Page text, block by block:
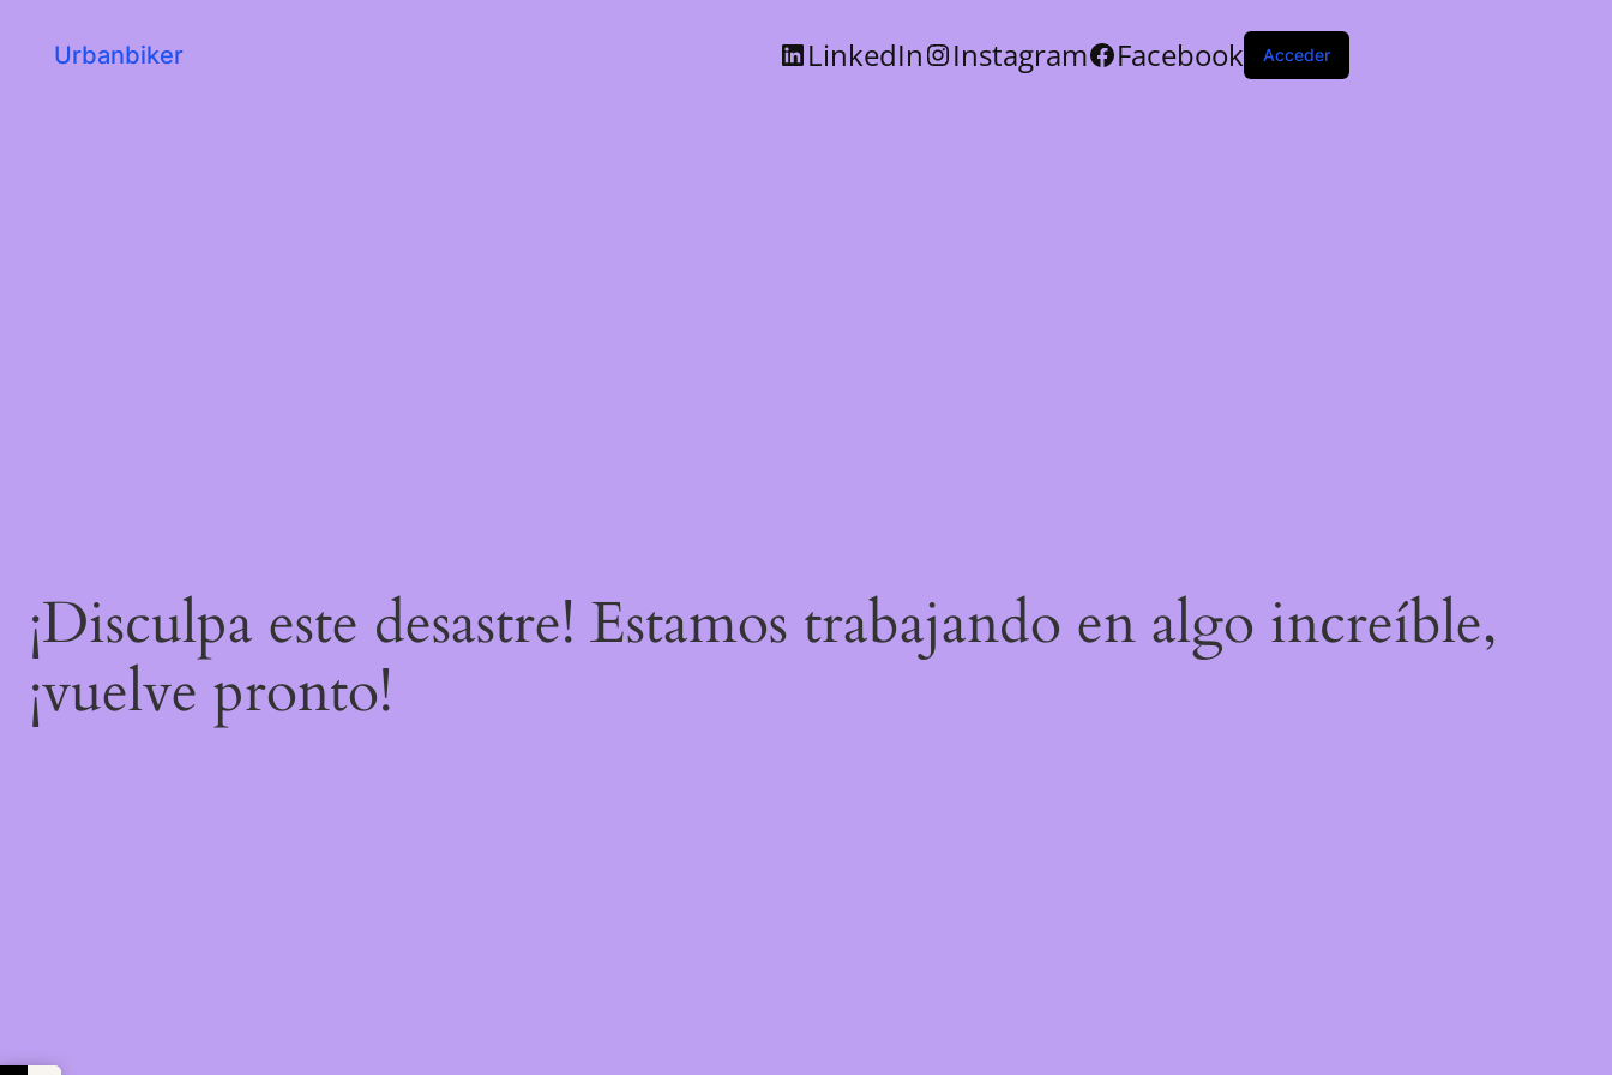
Urbanbiker LinkedIn Instagram Facebook Acceder
¡Disculpa este desastre! Estamos trabajando en algo increíble,
¡vuelve pronto!